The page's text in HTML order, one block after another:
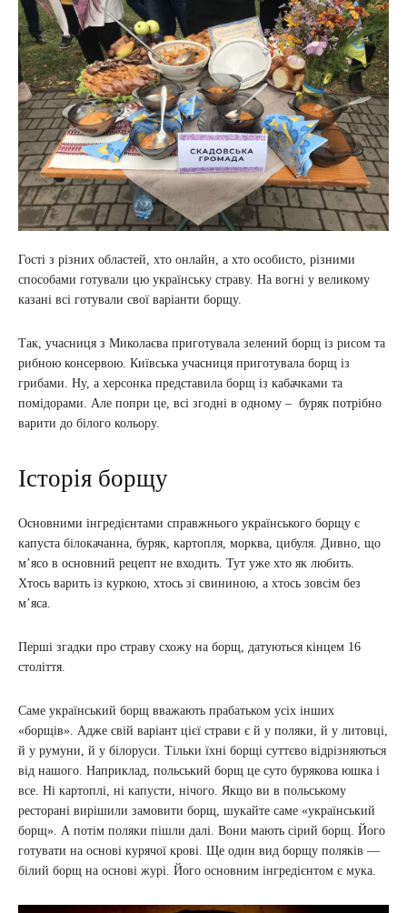
Гості з різних областей, хто онлайн, а хто особисто, різними
способами готували цю українську страву. На вогні у великому
казані всі готували свої варіанти борщу.
Так, учасниця з Миколаєва приготувала зелений борщ із рисом та
рибною консервою. Київська учасниця приготувала борщ із
грибами. Ну, а херсонка представила борщ із кабачками та
помідорами. Але попри це, всі згодні в одному – буряк потрібно
варити до білого кольору.
Історія борщу
Основними інгредієнтами справжнього українського борщу є
капуста білокачанна, буряк, картопля, морква, цибуля. Дивно, що
м’ясо в основний рецепт не входить. Тут уже хто як любить.
Хтось варить із куркою, хтось зі свининою, а хтось зовсім без
м’яса.
Перші згадки про страву схожу на борщ, датуються кінцем 16
століття.
Саме український борщ вважають прабатьком усіх інших
«борщів». Адже свій варіант цієї страви є й у поляки, й у литовці,
й у румуни, й у білоруси. Тільки їхні борщі суттєво відрізняються
від нашого. Наприклад, польський борщ це суто бурякова юшка і
все. Ні картоплі, ні капусти, нічого. Якщо ви в польському
ресторані вирішили замовити борщ, шукайте саме «український
борщ». А потім поляки пішли далі. Вони мають сірий борщ. Його
готувати на основі курячої крові. Ще один вид борщу поляків —
білий борщ на основі журі. Його основним інгредієнтом є мука.